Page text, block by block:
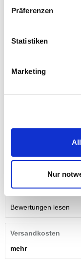
Präferenzen
Statistiken
Marketing
Nur
GERMANIA® Bit-
Beschreibung
Das GERMANIA®
robustes und
Bewertungen lesen
Versandkosten
mehr